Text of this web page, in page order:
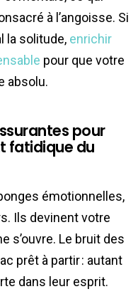
à l’angoisse. Si
la solitude, enrichir
pour que votre
absolu.
pour
fatidique du
émotionnelles,
Ils devinent votre
s’ouvre. Le bruit des
prêt à partir : autant
dans leur esprit.